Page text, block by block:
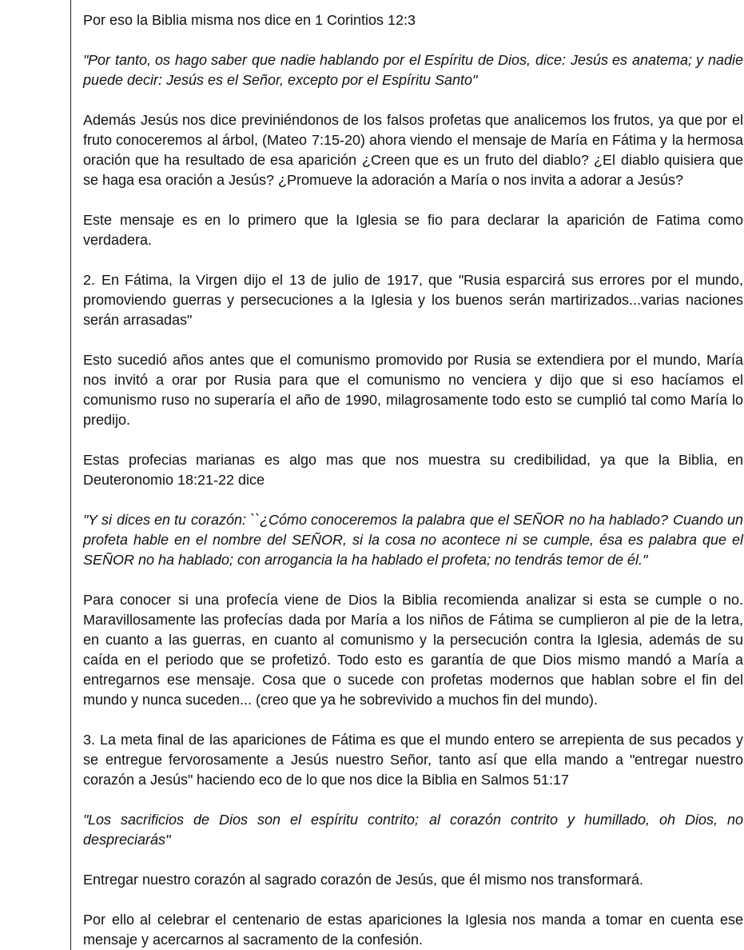
Por eso la Biblia misma nos dice en 1 Corintios 12:3
"Por tanto, os hago saber que nadie hablando por el Espíritu de Dios, dice: Jesús es anatema; y nadie
puede decir: Jesús es el Señor, excepto por el Espíritu Santo"
Además Jesús nos dice previniéndonos de los falsos profetas que analicemos los frutos, ya que por el
fruto conoceremos al árbol, (Mateo 7:15-20) ahora viendo el mensaje de María en Fátima y la hermosa
oración que ha resultado de esa aparición ¿Creen que es un fruto del diablo? ¿El diablo quisiera que
se haga esa oración a Jesús? ¿Promueve la adoración a María o nos invita a adorar a Jesús?
Este mensaje es en lo primero que la Iglesia se fio para declarar la aparición de Fatima como
verdadera.
2. En Fátima, la Virgen dijo el 13 de julio de 1917, que "Rusia esparcirá sus errores por el mundo,
promoviendo guerras y persecuciones a la Iglesia y los buenos serán martirizados...varias naciones
serán arrasadas"
Esto sucedió años antes que el comunismo promovido por Rusia se extendiera por el mundo, María
nos invitó a orar por Rusia para que el comunismo no venciera y dijo que si eso hacíamos el
comunismo ruso no superaría el año de 1990, milagrosamente todo esto se cumplió tal como María lo
predijo.
Estas profecias marianas es algo mas que nos muestra su credibilidad, ya que la Biblia, en
Deuteronomio 18:21-22 dice
"Y si dices en tu corazón: ``¿Cómo conoceremos la palabra que el SEÑOR no ha hablado? Cuando un
profeta hable en el nombre del SEÑOR, si la cosa no acontece ni se cumple, ésa es palabra que el
SEÑOR no ha hablado; con arrogancia la ha hablado el profeta; no tendrás temor de él."
Para conocer si una profecía viene de Dios la Biblia recomienda analizar si esta se cumple o no.
Maravillosamente las profecías dada por María a los niños de Fátima se cumplieron al pie de la letra,
en cuanto a las guerras, en cuanto al comunismo y la persecución contra la Iglesia, además de su
caída en el periodo que se profetizó. Todo esto es garantía de que Dios mismo mandó a María a
entregarnos ese mensaje. Cosa que o sucede con profetas modernos que hablan sobre el fin del
mundo y nunca suceden... (creo que ya he sobrevivido a muchos fin del mundo).
3. La meta final de las apariciones de Fátima es que el mundo entero se arrepienta de sus pecados y
se entregue fervorosamente a Jesús nuestro Señor, tanto así que ella mando a "entregar nuestro
corazón a Jesús" haciendo eco de lo que nos dice la Biblia en Salmos 51:17
"Los sacrificios de Dios son el espíritu contrito; al corazón contrito y humillado, oh Dios, no
despreciarás"
Entregar nuestro corazón al sagrado corazón de Jesús, que él mismo nos transformará.
Por ello al celebrar el centenario de estas apariciones la Iglesia nos manda a tomar en cuenta ese
mensaje y acercarnos al sacramento de la confesión.